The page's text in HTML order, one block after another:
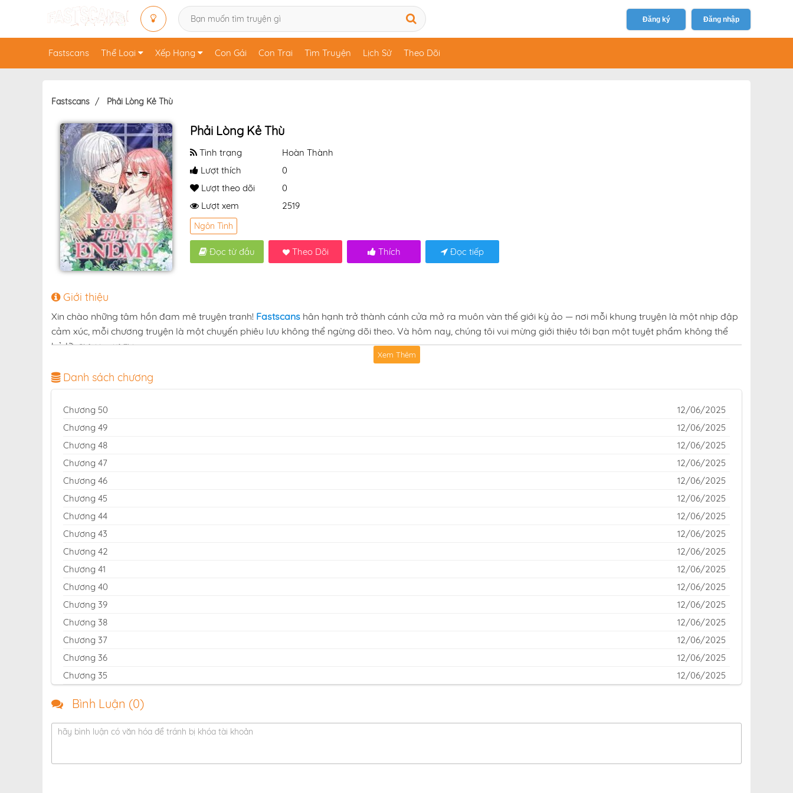
Đăng ký Đăng nhập
Fastscans Thể Loại Xếp Hạng Con Gái Con Trai Tìm Truyện Lịch Sử Theo Dõi
Fastscans Phải Lòng Kẻ Thù
Phải Lòng Kẻ Thù
Tình trạng
Hoàn Thành
Lượt thích
0
Lượt theo dõi
0
Lượt xem
2519
Ngôn Tình
Đọc từ đầu Theo Dõi Thích Đọc tiếp
Giới thiệu
Xin chào những tâm hồn đam mê truyện tranh! Fastscans hân hạnh trở thành cánh cửa mở ra muôn vàn thế giới kỳ ảo — nơi mỗi khung truyện là một nhịp đập
cảm xúc, mỗi chương truyện là một chuyến phiêu lưu không thể ngừng dõi theo. Và hôm nay, chúng tôi vui mừng giới thiệu tới bạn một tuyệt phẩm không thể
bỏ lỡ:Phải Lòng Kẻ Thù.
Việt Nam. Hàng ngàn bộ truyện thuộc mọi thể loại — hành động mãn nhãn, giả tưởng kỳ bí, lãng mạn ngọt ngào hay kinh dị rợn tóc gáy — đều được cập nhật
và bất tận!
đọc truyện Phải Lòng Kẻ Thù fastscans truyện Phải Lòng Kẻ Thù tại fastscans miễn phí
Xem Thêm
Danh sách chương
Chương 50
12/06/2025
Chương 49
12/06/2025
Chương 48
12/06/2025
Chương 47
12/06/2025
Chương 46
12/06/2025
Chương 45
12/06/2025
Chương 44
12/06/2025
Chương 43
12/06/2025
Chương 42
12/06/2025
Chương 41
12/06/2025
Chương 40
12/06/2025
Chương 39
12/06/2025
Chương 38
12/06/2025
Chương 37
12/06/2025
Chương 36
12/06/2025
Chương 35
12/06/2025
Chương 33
Chương 32
Chương 30
12/06/2025
Bình Luận (0)
hãy bình luận có văn hóa để tránh bị khóa tài khoản